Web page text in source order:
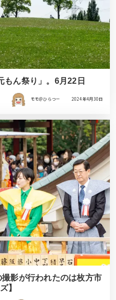
もん祭り」。6月22日
モモ＠ひらつー 2024年4月30日
影が行われたのは枚方市
】